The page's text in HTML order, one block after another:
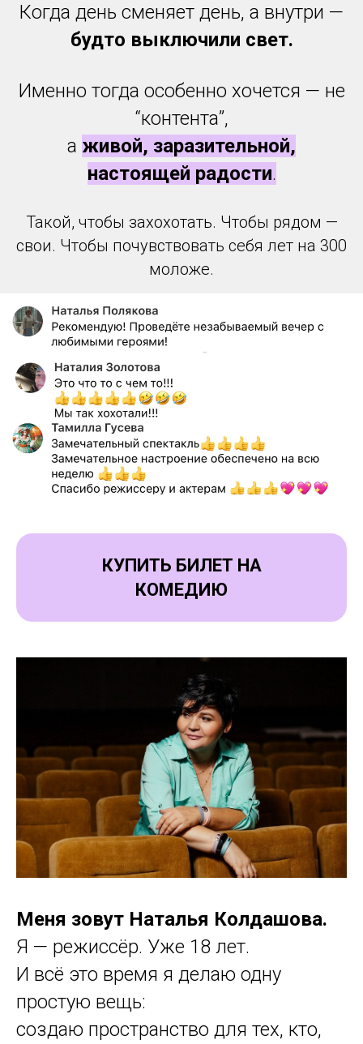
Когда день сменяет день, а внутри —
будто выключили свет.
Именно тогда особенно хочется — не
“контента”,
а живой, заразительной,
настоящей радости.
Такой, чтобы захохотать. Чтобы рядом —
свои. Чтобы почувствовать себя лет на 300
моложе.
КУПИТЬ БИЛЕТ НА
КОМЕДИЮ
Меня зовут Наталья Колдашова.
Я — режиссёр. Уже 18 лет.
И всё это время я делаю одну
простую вещь:
создаю пространство для тех, кто,